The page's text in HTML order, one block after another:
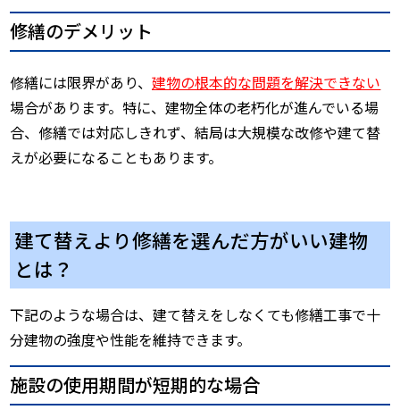
修繕のデメリット
修繕には限界があり、建物の根本的な問題を解決できない
場合があります。特に、建物全体の老朽化が進んでいる場
合、修繕では対応しきれず、結局は大規模な改修や建て替
えが必要になることもあります。
建て替えより修繕を選んだ方がいい建物
とは？
下記のような場合は、建て替えをしなくても修繕工事で十
分建物の強度や性能を維持できます。
施設の使用期間が短期的な場合